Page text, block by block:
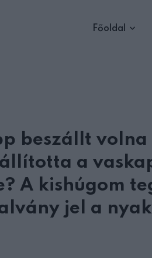
Főoldal
beszállt
a
A kishúgom
jel a